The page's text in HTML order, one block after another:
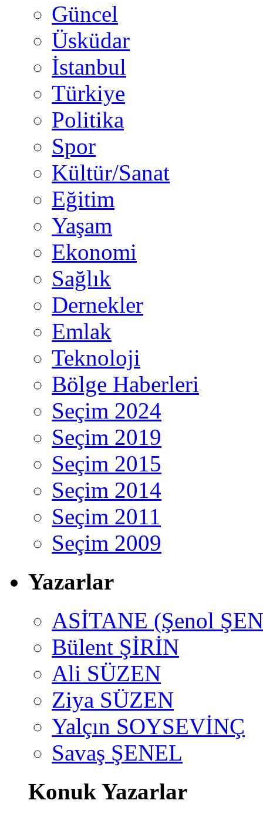
Güncel
Üsküdar
İstanbul
Türkiye
Politika
Spor
Kültür/Sanat
Eğitim
Yaşam
Ekonomi
Sağlık
Dernekler
Emlak
Teknoloji
Bölge Haberleri
Seçim 2024
Seçim 2019
Seçim 2015
Seçim 2014
Seçim 2011
Seçim 2009
Yazarlar
ASİTANE (Şenol
Bülent ŞİRİN
Ali SÜZEN
Ziya SÜZEN
Yalçın SOYSEVİNÇ
Savaş ŞENEL
Konuk Yazarlar